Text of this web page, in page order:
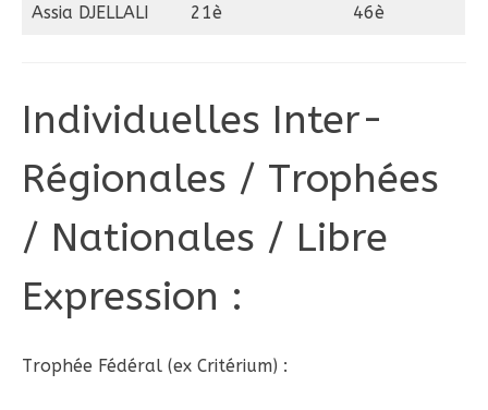
Assia DJELLALI 21è 46è
Individuelles Inter-
Régionales / Trophées
/ Nationales / Libre
Expression :
Trophée Fédéral (ex Critérium) :